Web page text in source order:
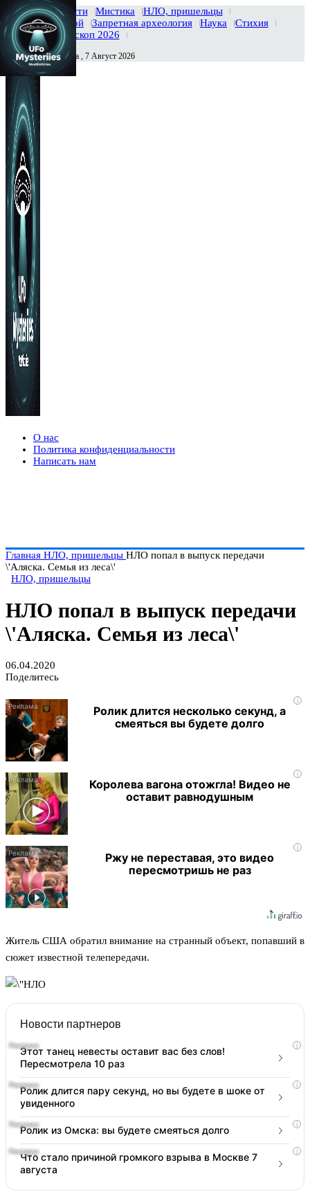
Главная Новости Мистика
НЛО, пришельцы
Тайны вселенной
Запретная археология Наука
Стихия
История
Гороскоп 2026
Сегодня Пятница , 7 Август 2026
О нас
Политика конфиденциальности
Написать нам
Главная НЛО, пришельцы НЛО попал в выпуск передачи
\'Аляска. Семья из леса\'
НЛО, пришельцы
НЛО попал в выпуск передачи
\'Аляска. Семья из леса\'
06.04.2020
Поделитесь
i
Ролик длится несколько секунд, а
смеяться вы будете долго
i
Королева вагона отожгла! Видео не
оставит равнодушным
i
Ржу не переставая, это видео
пересмотришь не раз
Житель США обратил внимание на странный объект, попавший в
сюжет известной телепередачи.
Новости партнеров
i
Этот танец невесты оставит вас без слов!
Пересмотрела 10 раз
i
Ролик длится пару секунд, но вы будете в шоке от
увиденного
i
Ролик из Омска: вы будете смеяться долго
i
Что стало причиной громкого взрыва в Москве 7
августа